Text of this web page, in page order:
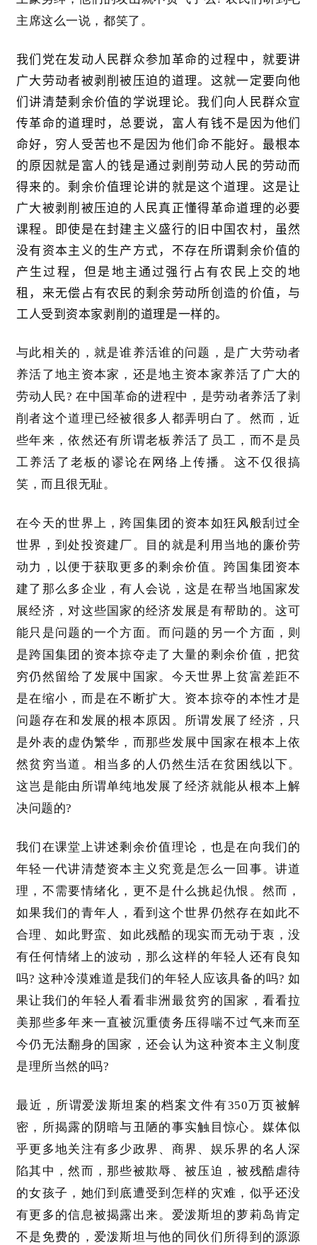
首
页
文
章
分
类
专
题
列
表
讯
更
多
页
面
主席这么一说，都笑了。
我们党在发动人民群众参加革命的过程中，就要讲
广大劳动者被剥削被压迫的道理。这就一定要向他
们讲清楚剩余价值的学说理论。我们向人民群众宣
传革命的道理时，总要说，富人有钱不是因为他们
命好，穷人受苦也不是因为他们命不能好。最根本
的原因就是富人的钱是通过剥削劳动人民的劳动而
得来的。剩余价值理论讲的就是这个道理。这是让
广大被剥削被压迫的人民真正懂得革命道理的必要
课程。即使是在封建主义盛行的旧中国农村，虽然
没有资本主义的生产方式，不存在所谓剩余价值的
产生过程，但是地主通过强行占有农民上交的地
租，来无偿占有农民的剩余劳动所创造的价值，与
工人受到资本家剥削的道理是一样的。
与此相关的，就是谁养活谁的问题，是广大劳动者
养活了地主资本家，还是地主资本家养活了广大的
劳动人民? 在中国革命的进程中，是劳动者养活了剥
削者这个道理已经被很多人都弄明白了。然而，近
些年来，依然还有所谓老板养活了员工，而不是员
工养活了老板的谬论在网络上传播。这不仅很搞
笑，而且很无耻。
在今天的世界上，跨国集团的资本如狂风般刮过全
世界，到处投资建厂。目的就是利用当地的廉价劳
动力，以便于获取更多的剩余价值。跨国集团资本
建了那么多企业，有人会说，这是在帮当地国家发
展经济，对这些国家的经济发展是有帮助的。这可
能只是问题的一个方面。而问题的另一个方面，则
是跨国集团的资本掠夺走了大量的剩余价值，把贫
穷仍然留给了发展中国家。今天世界上贫富差距不
是在缩小，而是在不断扩大。资本掠夺的本性才是
问题存在和发展的根本原因。所谓发展了经济，只
是外表的虚伪繁华，而那些发展中国家在根本上依
然贫穷当道。相当多的人仍然生活在贫困线以下。
这岂是能由所谓单纯地发展了经济就能从根本上解
决问题的?
我们在课堂上讲述剩余价值理论，也是在向我们的
年轻一代讲清楚资本主义究竟是怎么一回事。讲道
理，不需要情绪化，更不是什么挑起仇恨。然而，
如果我们的青年人，看到这个世界仍然存在如此不
合理、如此野蛮、如此残酷的现实而无动于衷，没
有任何情绪上的波动，那么这样的年轻人还有良知
吗? 这种冷漠难道是我们的年轻人应该具备的吗? 如
果让我们的年轻人看看非洲最贫穷的国家，看看拉
美那些多年来一直被沉重债务压得喘不过气来而至
今仍无法翻身的国家，还会认为这种资本主义制度
是理所当然的吗?
最近，所谓爱泼斯坦案的档案文件有350万页被解
密，所揭露的阴暗与丑陋的事实触目惊心。媒体似
乎更多地关注有多少政界、商界、娱乐界的名人深
陷其中，然而，那些被欺辱、被压迫，被残酷虐待
的女孩子，她们到底遭受到怎样的灾难，似乎还没
有更多的信息被揭露出来。爱泼斯坦的萝莉岛肯定
不是免费的，爱泼斯坦与他的同伙们所得到的源源